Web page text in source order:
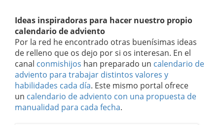
Ideas inspiradoras para hacer nuestro propio
calendario de adviento
Por la red he encontrado otras buenísimas ideas
de relleno que os dejo por si os interesan. En el
canal conmishijos han preparado un calendario de
adviento para trabajar distintos valores y
habilidades cada día. Este mismo portal ofrece
un calendario de adviento con una propuesta de
manualidad para cada fecha.